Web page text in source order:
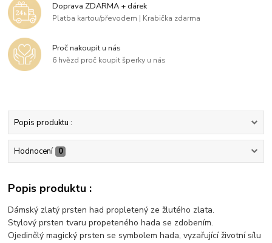
Doprava ZDARMA + dárek
Platba kartou/převodem | Krabička zdarma
Proč nakoupit u nás
6 hvězd proč koupit šperky u nás
Popis produktu :
Hodnocení 0
Popis produktu :
Dámský zlatý prsten had propletený ze žlutého zlata.
Stylový prsten tvaru propeteného hada se zdobením.
Ojedinělý magický prsten se symbolem hada, vyzařující životní sílu